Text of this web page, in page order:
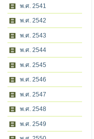
พ.ศ. 2541
พ.ศ. 2542
พ.ศ. 2543
พ.ศ. 2544
พ.ศ. 2545
พ.ศ. 2546
พ.ศ. 2547
พ.ศ. 2548
พ.ศ. 2549